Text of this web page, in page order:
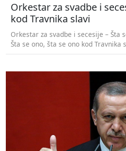
Orkestar za svadbe i
kod Travnika slavi
Orkestar za svadbe i secesije – Šta
Šta se ono, šta se ono kod Travnika